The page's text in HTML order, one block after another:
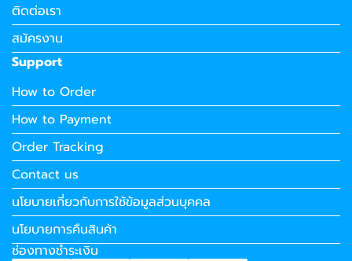
ติดต่อเรา
สมัครงาน
Support
How to Order
How to Payment
Order Tracking
Contact us
นโยบายเกี่ยวกับการใช้ข้อมูลส่วนบุคคล
นโยบายการคืนสินค้า
ช่องทางชำระเงิน